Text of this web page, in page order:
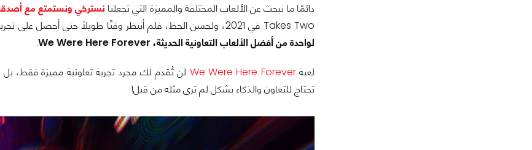
دائمًا ما نبحث عن الألعاب المختلفة والمميزة التي تجعلنا نسترخي ونستمتع مع
Takes Two في 2021، ولحسن الحظ، فلم أنتظر وقتًا طويلاً حتى أحصل على تجربة مُشابهة من ناحية المتعة والاختلاف حيث نُقدم لكم اليوم
لواحدة من أفضل الألعاب التعاونية الحديثة، We Were Here Forever
.
لعبةWe Were Here Forever لن تُقدم لك مجرد تجربة تعاونية مميزة فقط،
تحتاج للتعاون والذكاء بشكل لم ترى مثله من قبل!